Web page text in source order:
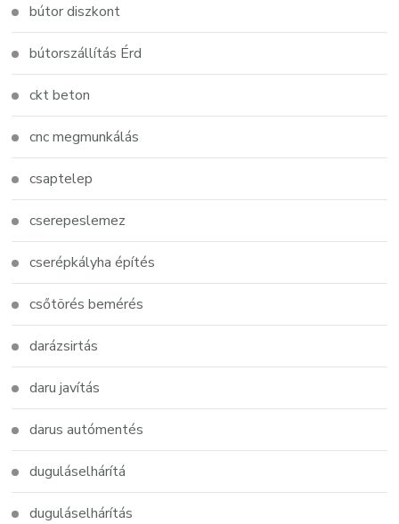
bútor diszkont
bútorszállítás Érd
ckt beton
cnc megmunkálás
csaptelep
cserepeslemez
cserépkályha építés
csőtörés bemérés
darázsirtás
daru javítás
darus autómentés
duguláselhárítá
duguláselhárítás